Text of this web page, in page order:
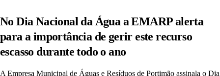
No Dia Nacional da Água a EMARP alerta
para a importância de gerir este recurso
escasso durante todo o ano
A Empresa Municipal de Águas e Resíduos de Portimão assinala o Dia